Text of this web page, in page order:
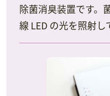
除菌消臭装置です。
線 LED の光を照射し